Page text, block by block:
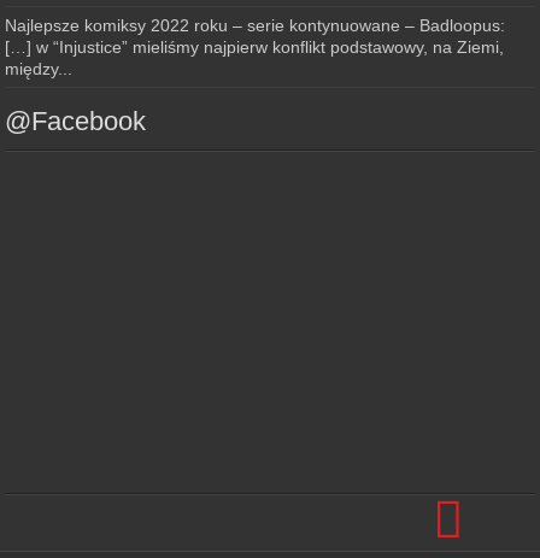
Najlepsze komiksy 2022 roku – serie kontynuowane – Badloopus:
[…] w “Injustice” mieliśmy najpierw konflikt podstawowy, na Ziemi,
między...
@Facebook